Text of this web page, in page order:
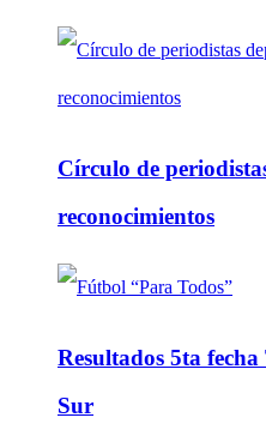
Círculo de
reconocimientos
Resultados 5ta
Sur